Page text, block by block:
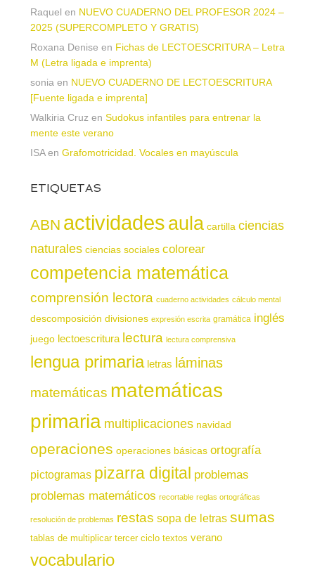
Raquel en NUEVO CUADERNO DEL PROFESOR 2024 –
2025 (SUPERCOMPLETO Y GRATIS)
Roxana Denise en Fichas de LECTOESCRITURA – Letra
M (Letra ligada e imprenta)
sonia en NUEVO CUADERNO DE LECTOESCRITURA
[Fuente ligada e imprenta]
Walkiria Cruz en Sudokus infantiles para entrenar la
mente este verano
ISAen Grafomotricidad. Vocales en mayúscula
ETIQUETAS
ABN actividadesaula cartilla ciencias
naturales ciencias sociales colorear
competencia matemática
comprensión lectora cuaderno actividades cálculo mental
descomposición divisiones expresión escrita gramática inglés
juego lectoescritura lectura lectura comprensiva
lengua primaria letras láminas
matemáticas matemáticas
primaria multiplicaciones navidad
operaciones operaciones básicas ortografía
pictogramas pizarra digital problemas
problemas matemáticos recortable reglas ortográficas
resolución de problemas restas sopa de letras sumas
tablas de multiplicar tercer ciclo textos verano
vocabulario